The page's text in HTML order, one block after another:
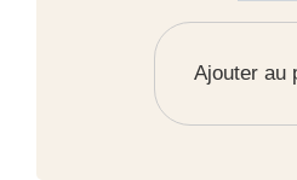
Ajouter au